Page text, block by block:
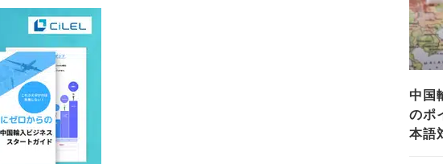
中国
のポ
本語